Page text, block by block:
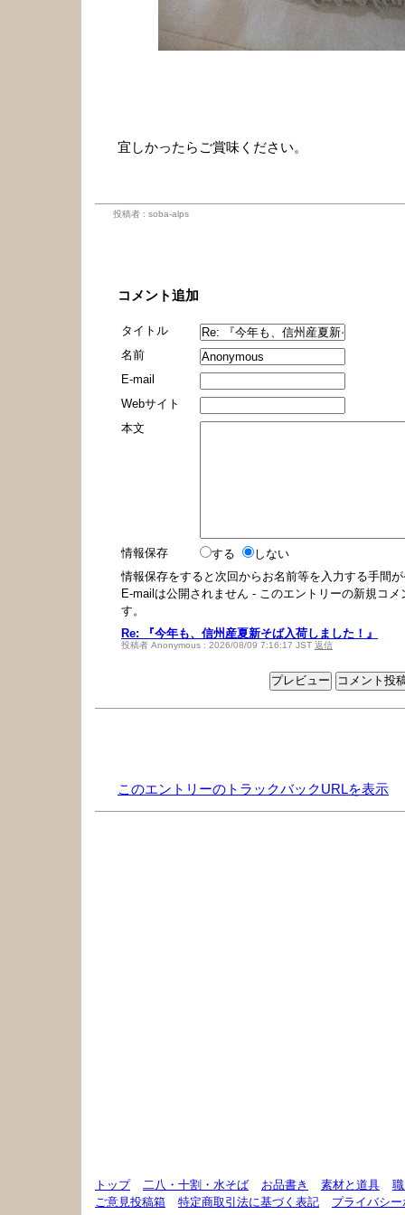
宜しかったらご賞味ください。
投稿者 : soba-alps
コメント追加
タイトル
名前
E-mail
Webサイト
本文
情報保存 する
しない
情報保存をすると次回からお名前等を入力する手間
E-mailは公開されません - このエントリーの新規コ
す。
Re: 『今年も、信州産夏新そば入荷しました！』
投稿者 Anonymous : 2026/08/09 7:16:17 JST 返信
このエントリーのトラックバックURLを表示
トップ 二八・十割・水そば お品書き 素材と道具
ご意見投稿箱
特定商取引法に基づく表記
プライバシ